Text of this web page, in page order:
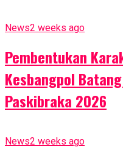
News2 weeks ago
Pembentukan
Kesbangpol
Paskibraka 2026
News2 weeks ago